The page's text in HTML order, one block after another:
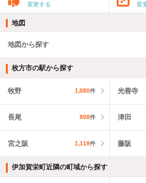
変更する 変
地図
地図から探す
枚方市の駅から探す
牧野 1,080件 光善寺
長尾 808件 津田
宮之阪 1,118件 藤阪
伊加賀栄町近隣の町域から探す